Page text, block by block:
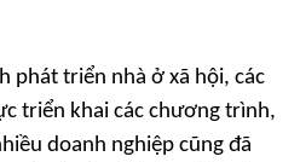
phát triển nhà ở xã hội, các
triển khai các chương trình,
doanh nghiệp cũng đã